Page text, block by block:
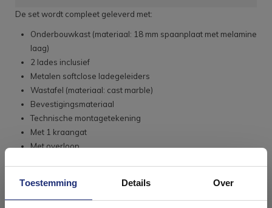
Toestemming Details Over
De set wordt compleet geleverd met:
Onderbouwkast (materiaal: 18 mm spaanplaat met melamine
laag)
2 lades inclusief
Metalen softclose ladegeleiders
Wastafel (materiaal: cast marble)
Bevestigingsmateriaal
Technische montagetekening
Met 1 kraangat
Met overloop
afvoer!